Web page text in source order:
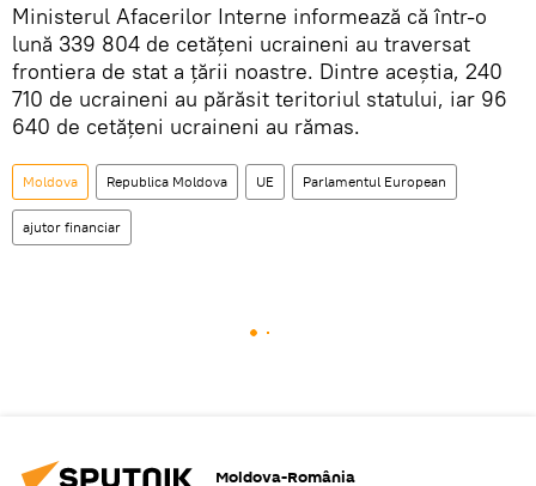
Ministerul Afacerilor Interne informează că într-o
lună 339 804 de cetățeni ucraineni au traversat
frontiera de stat a țării noastre. Dintre aceștia, 240
710 de ucraineni au părăsit teritoriul statului, iar 96
640 de cetățeni ucraineni au rămas.
Moldova Republica Moldova UE Parlamentul European
ajutor financiar
Moldova-România